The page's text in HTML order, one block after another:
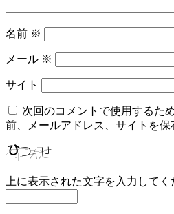
名前 ※
メール ※
サイト
次回のコメントで使用するた
前、メールアドレス、サイトを保
上に表示された文字を入力してく